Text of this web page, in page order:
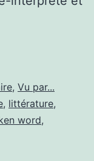
, Vu par...
, littérature,
word,